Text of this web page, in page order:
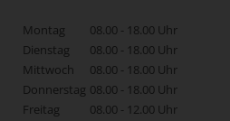
Montag
08.00 - 18.00 Uhr
Dienstag
08.00 - 18.00 Uhr
Mittwoch
08.00 - 18.00 Uhr
Donnerstag 08.00 - 18.00 Uhr
Freitag
08.00 - 12.00 Uhr